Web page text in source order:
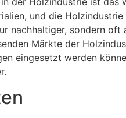
und die
sondern oft
Märkte der
eingesetzt werden